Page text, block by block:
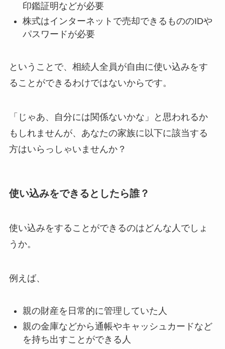
印鑑証明などが必要
株式はインターネットで売却できるもののIDや
パスワードが必要
ということで、相続人全員が自由に使い込みをす
ることができるわけではないからです。
「じゃあ、自分には関係ないかな」と思われるか
もしれませんが、あなたの家族に以下に該当する
方はいらっしゃいませんか？
使い込みをできるとしたら誰？
使い込みをすることができるのはどんな人でしょ
うか。
例えば、
親の財産を日常的に管理していた人
親の金庫などから通帳やキャッシュカードなど
を持ち出すことができる人